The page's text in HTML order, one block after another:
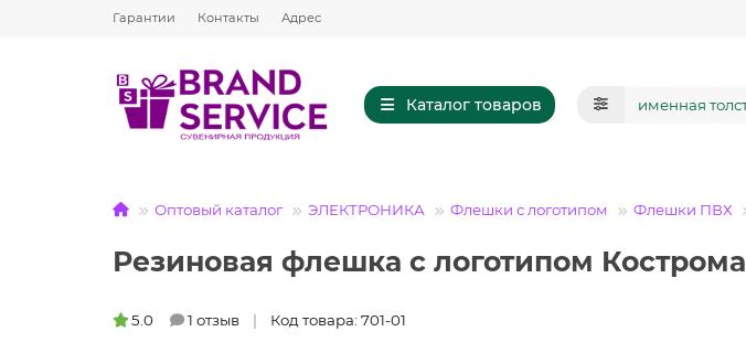
Гарантии Контакты Адрес
Каталог товаров
Оптовый каталог ЭЛЕКТРОНИКА Флешки с логотипом Флешки ПВХ
Резиновая флешка с логотипом Кострома
5.0 1 отзыв Код товара: 701-01